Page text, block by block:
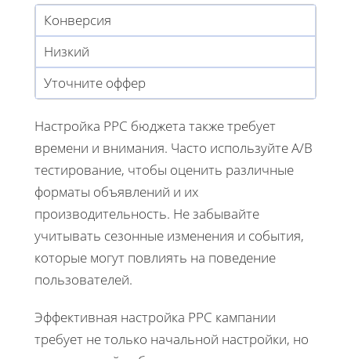
Конверсия
Низкий
Уточните оффер
Настройка PPC бюджета также требует
времени и внимания. Часто используйте A/B
тестирование, чтобы оценить различные
форматы объявлений и их
производительность. Не забывайте
учитывать сезонные изменения и события,
которые могут повлиять на поведение
пользователей.
Эффективная настройка PPC кампании
требует не только начальной настройки, но